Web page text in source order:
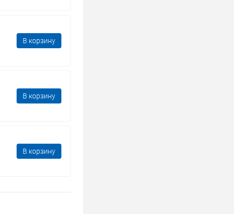
В корзину
В корзину
В корзину